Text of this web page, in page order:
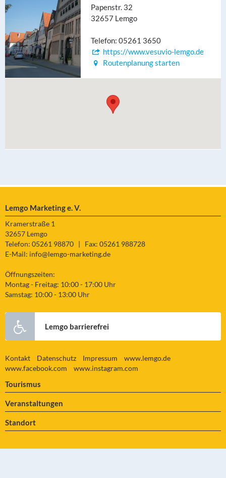
Papenstr. 32
32657 Lemgo
Telefon: 05261 3650
https://www.vesuvio-lemgo.de
Routenplanung starten
Lemgo Marketing e. V.
Kramerstraße 1
32657 Lemgo
Telefon: 05261 98870
Fax: 05261 988728
E-Mail: info@lemgo-marketing.de
Öffnungszeiten:
Montag - Freitag: 10:00 - 17:00 Uhr
Samstag: 10:00 - 13:00 Uhr
Lemgo barrierefrei
Kontakt Datenschutz Impressum
www.lemgo.de
www.facebook.com
www.instagram.com
Tourismus
Veranstaltungen
Standort